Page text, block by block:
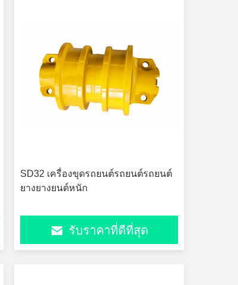
SD32 เครื่องขุดรถยนต์รถยนต์รถยนต์
ยางยางยนต์หนัก
รับราคาที่ดีที่สุด